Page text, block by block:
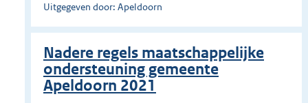
Uitgegeven door: Apeldoorn
Nadere regels maatschappelijke
ondersteuning gemeente
Apeldoorn 2021